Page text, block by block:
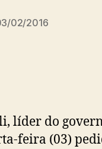
02/2016
líder do
feira (03)